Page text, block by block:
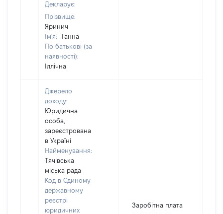
Декларує:
Прізвище:
Яринич
Ім'я:
Ганна
По батькові (за
наявності):
Іллічна
Джерело
доходу:
Юридична
особа,
зареєстрована
в Україні
Найменування:
Тячівська
міська рада
Код в Єдиному
державному
реєстрі
юридичних
Заробітна плата